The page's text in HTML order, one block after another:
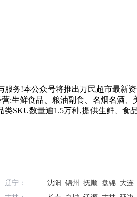
务!本公众号将推出万民超市最新
:生鲜食品、粮油副食、名烟名酒、
SKU数量逾1.5万种,提供生鲜、食
辽宁：
沈阳 锦州 抚顺 盘锦 大